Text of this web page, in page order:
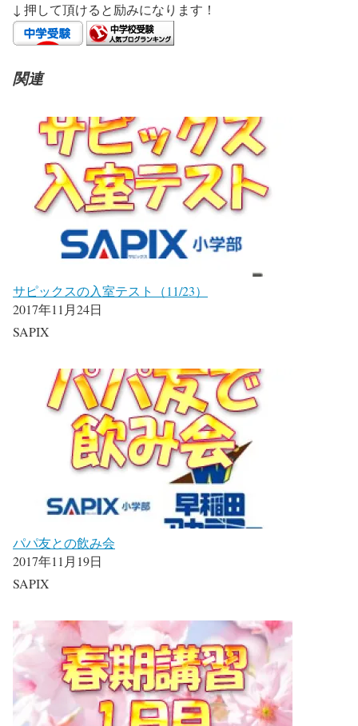
↓ 押して頂けると励みになります！
関連
サピックスの入室テスト（11/23）
2017年11月24日
SAPIX
パパ友との飲み会
2017年11月19日
SAPIX